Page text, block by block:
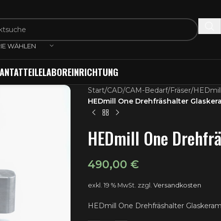
WÄHLEN
LABOREINRICHTUNG
Start/CAD/CAM-Bedarf/Fräser/
HEDmill One Drehfräshalter
HEDmill One
490,00 €
exkl. 19 % MwSt. zzgl. Versandkosten
HEDmill One Drehfräshalter